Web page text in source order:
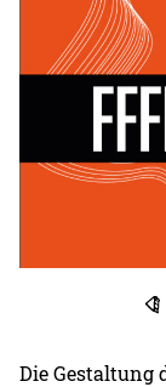
Die Gestaltung